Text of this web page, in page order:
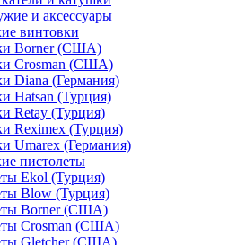
и аксессуары
винтовки
Borner (США)
Crosman (США)
Diana (Германия)
Hatsan (Турция)
Retay (Турция)
Reximex (Турция)
Umarex (Германия)
пистолеты
Ekol (Турция)
Blow (Турция)
Borner (США)
Crosman (США)
Gletcher (США)